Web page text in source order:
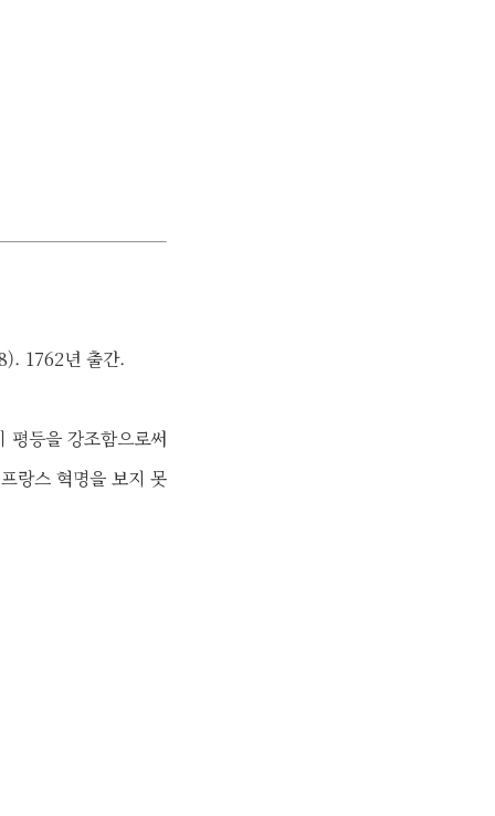
1762년 출간.
평등을 강조함으로써
랑스 혁명을 보지 못